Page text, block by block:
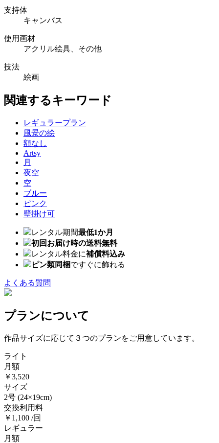
支持体
キャンバス
使用画材
アクリル絵具、その他
技法
絵画
関連するキーワード
レギュラープラン
風景の絵
額なし
Artsy
月
夜空
空
ブルー
ピンク
壁掛け可
レンタル期間最低1か月
初回お届け時の送料無料
レンタル料金に補償料込み
ピン類同梱ですぐに飾れる
よくある質問
プランについて
作品サイズに応じて３つのプランをご用意しています。
ライト
月額
￥3,520
サイズ
2号 (24×19cm)
交換利用料
￥1,100 /回
レギュラー
月額